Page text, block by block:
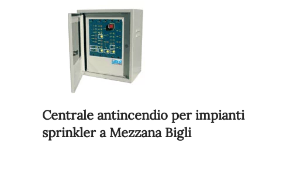
Centrale antincendio per impianti
sprinkler a Mezzana Bigli